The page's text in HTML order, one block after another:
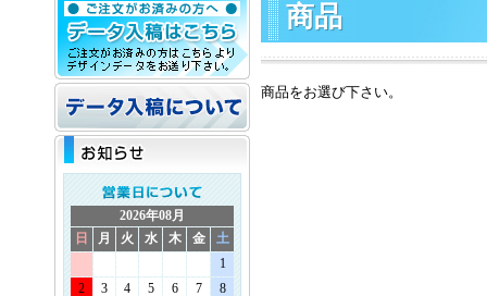
2026年08月
日
月 火 水 木 金
土
1
2
3 4 5 6 7
8
商品
商品をお選び下さい。